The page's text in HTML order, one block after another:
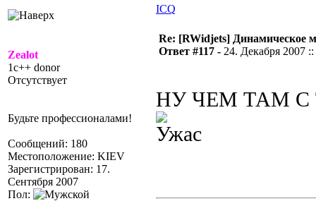
ICQ
Zealot
1c++ donor
Отсутствует
Будьте профессионалами!
Сообщений: 180
Местоположение: KIEV
Зарегистрирован: 17.
Сентября 2007
Пол:
Re: [RWidjets] Динамическое
Ответ #117 - 24. Декабря 2007
НУ ЧЕМ ТАМ